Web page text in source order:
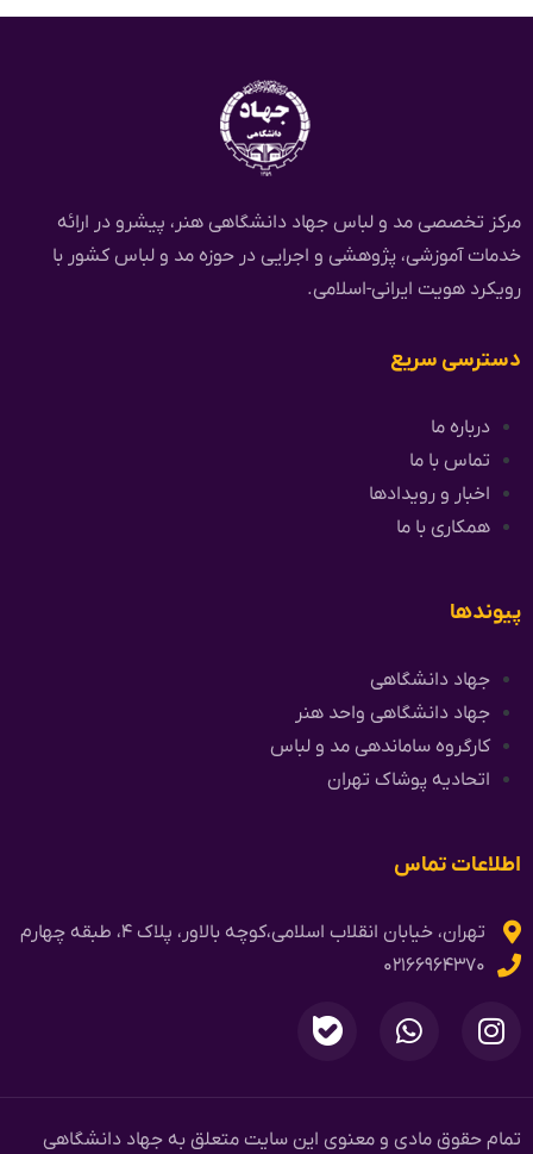
مرکز تخصصی مد و لباس جهاد دانشگاهی هنر، پیشرو در ارائه
خدمات آموزشی، پژوهشی و اجرایی در حوزه مد و لباس کشور با
رویکرد هویت ایرانی-اسلامی.
دسترسی سریع
درباره ما
تماس با ما
اخبار و رویدادها
همکاری با ما
پیوندها
جهاد دانشگاهی
جهاد دانشگاهی واحد هنر
کارگروه ساماندهی مد و لباس
اتحادیه پوشاک تهران
اطلاعات تماس
تهران، خیابان انقلاب اسلامی،کوچه بالاور، پلاک ۴، طبقه چهارم
۰۲۱۶۶۹۶۴۳۷۰
تمام حقوق مادی و معنوی این سایت متعلق به جهاد دانشگاهی